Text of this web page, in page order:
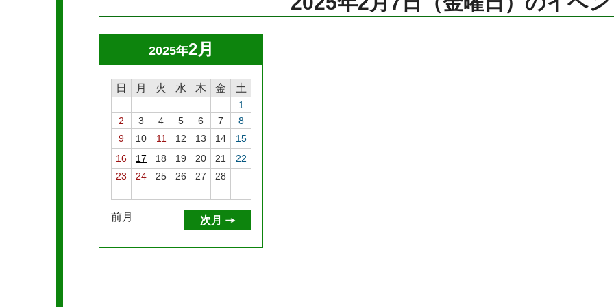
2025年2月
日 月 火 水 木 金 土
1
2
3 4 5 6 7
8
9
10 11 12 13 14
15
16
17 18 19 20 21
22
23
24 25 26 27 28
前月 次月